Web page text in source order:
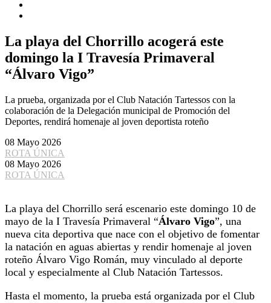
La playa del Chorrillo acogerá este
domingo la I Travesía Primaveral
“Álvaro Vigo”
La prueba, organizada por el Club Natación Tartessos con la
colaboración de la Delegación municipal de Promoción del
Deportes, rendirá homenaje al joven deportista roteño
08 Mayo 2026
ROTA ÚNICA
08 Mayo 2026
ROTA ÚNICA
La playa del Chorrillo será escenario este domingo 10 de
mayo de la I Travesía Primaveral “Álvaro Vigo”, una
nueva cita deportiva que nace con el objetivo de fomentar
la natación en aguas abiertas y rendir homenaje al joven
roteño Álvaro Vigo Román, muy vinculado al deporte
local y especialmente al Club Natación Tartessos.
Hasta el momento, la prueba está organizada por el Club